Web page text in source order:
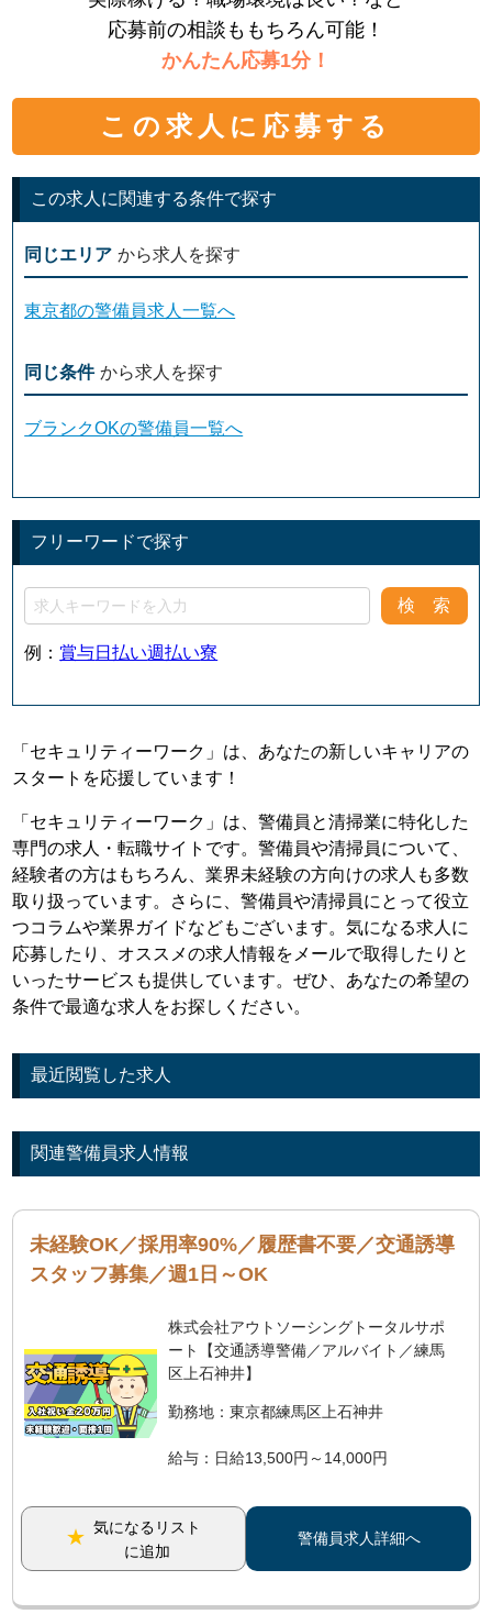
応募前の相談ももちろん可能！
かんたん応募1分！
この求人に応募する
この求人に関連する条件で探す
同じエリア から求人を探す
東京都の警備員求人一覧へ
同じ条件 から求人を探す
ブランクOKの警備員一覧へ
フリーワードで探す
例： 賞与日払い週払い寮
「セキュリティーワーク」は、あなたの新しいキャリアの
スタートを応援しています！
「セキュリティーワーク」は、警備員と清掃業に特化した
専門の求人・転職サイトです。警備員や清掃員について、
経験者の方はもちろん、業界未経験の方向けの求人も多数
取り扱っています。さらに、警備員や清掃員にとって役立
つコラムや業界ガイドなどもございます。気になる求人に
応募したり、オススメの求人情報をメールで取得したりと
いったサービスも提供しています。ぜひ、あなたの希望の
条件で最適な求人をお探しください。
最近閲覧した求人
関連警備員求人情報
未経験OK／採用率90%／履歴書不要／交通誘導
スタッフ募集／週1日～OK
株式会社アウトソーシングトータルサポ
ート【交通誘導警備／アルバイト／練馬
区上石神井】
勤務地：東京都練馬区上石神井
給与：日給13,500円～14,000円
気になるリスト
に追加
警備員求人詳細へ